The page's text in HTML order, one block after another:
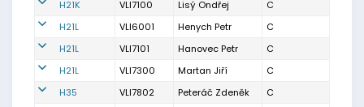
H21K VLI7100 Lisý Ondřej
C
H21L
VLI6001 Henych Petr
C
H21L
VLI7101 Hanovec Petr
C
H21L
VLI7300 Martan Jiří
C
H35
VLI7802 Peteráč Zdeněk
C